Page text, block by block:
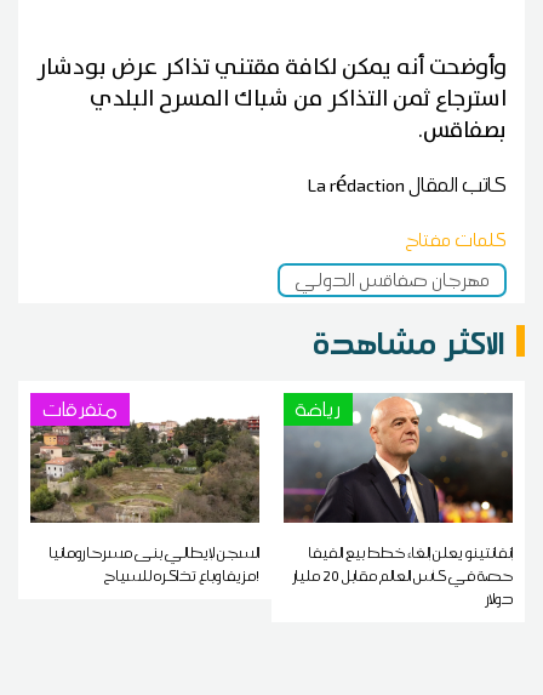
وأوضحت أنه يمكن لكافة مقتني تذاكر عرض بودشار
استرجاع ثمن التذاكر من شباك المسرح البلدي
بصفاقس.
كاتب المقالLa rédaction
كلمات مفتاح
مهرجان صفاقس الدولي
الاكثر مشاهدة
رياضة
إنفانتينو يعلن إلغاء خطط بيع الفيفا
حصة في كأس العالم مقابل 20 مليار
دولار
متفرقات
السجن لإيطالي بنى مسرحا رومانيا
مزيفا وباع تذاكره للسياح!